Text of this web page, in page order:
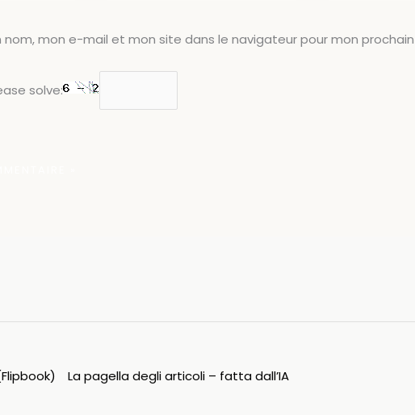
nom, mon e-mail et mon site dans le navigateur pour mon
solve:
La pagella degli articoli – fatta dall’IA